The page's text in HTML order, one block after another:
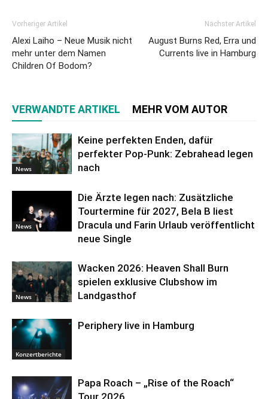
Vorheriger Artikel
Alexi Laiho – Neue Musik nicht
mehr unter dem Namen
Children Of Bodom?
Nächster Artikel
August Burns Red, Erra und
Currents live in Hamburg
VERWANDTE ARTIKEL MEHR VOM AUTOR
News
Keine perfekten Enden, dafür
perfekter Pop-Punk: Zebrahead legen
nach
News
Die Ärzte legen nach: Zusätzliche
Tourtermine für 2027, Bela B liest
Dracula und Farin Urlaub veröffentlicht
neue Single
News
Wacken 2026: Heaven Shall Burn
spielen exklusive Clubshow im
Landgasthof
Konzertberichte
Periphery live in Hamburg
Papa Roach – „Rise of the Roach“
Tour 2026